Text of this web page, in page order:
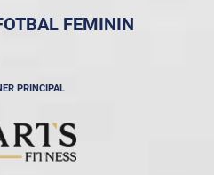
FEMININ
PRINCIPAL